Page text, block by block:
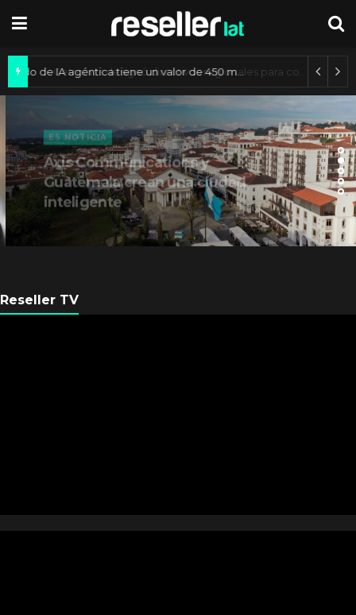
Mercado de IA agéntica tiene un valor de 450 mil millones de dólares
ES NOTICIA
Axis Communications y
Guatemala crean una ciudad
inteligente
Reseller TV